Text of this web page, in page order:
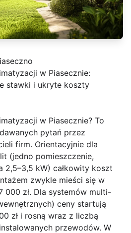
w Piasecznie:
stawki i ukryte koszty
w Piasecznie? To
pytań przez
firm. Orientacyjnie dla
(jedno pomieszczenie,
2,5–3,5 kW) całkowity koszt
zwykle mieści się w
000 zł. Dla systemów multi-
ceny startują
zł i rosną wraz z liczbą
przewodów. W